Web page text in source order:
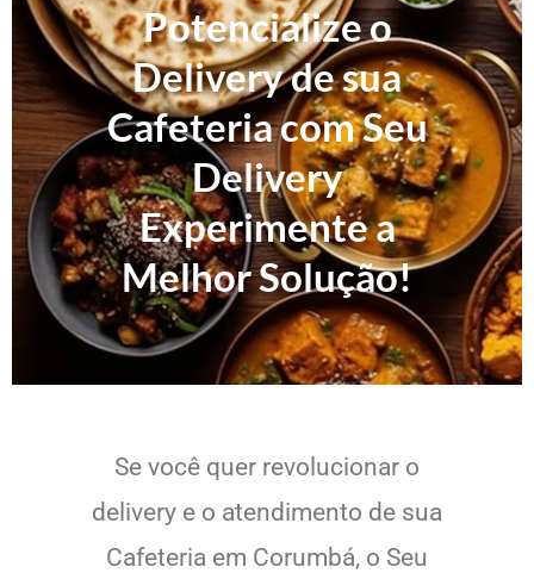
Potencialize o
Delivery de sua
Cafeteria com Seu
Delivery
Experimente a
Melhor Solução!
Se você quer revolucionar o
delivery e o atendimento de sua
Cafeteria em Corumbá, o Seu